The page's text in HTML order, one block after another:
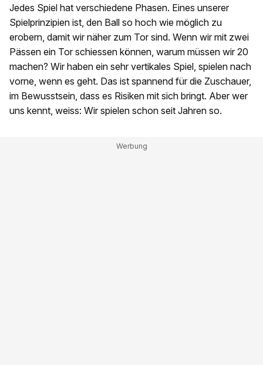
Jedes Spiel hat verschiedene Phasen. Eines unserer
Spielprinzipien ist, den Ball so hoch wie möglich zu
erobern, damit wir näher zum Tor sind. Wenn wir mit zwei
Pässen ein Tor schiessen können, warum müssen wir 20
machen? Wir haben ein sehr vertikales Spiel, spielen nach
vorne, wenn es geht. Das ist spannend für die Zuschauer,
im Bewusstsein, dass es Risiken mit sich bringt. Aber wer
uns kennt, weiss: Wir spielen schon seit Jahren so.